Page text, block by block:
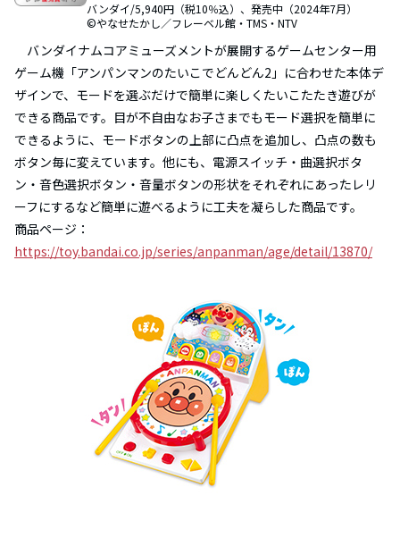
バンダイ/5,940円（税10％込）、発売中（2024年7月）
©やなせたかし／フレーベル館・TMS・NTV
バンダイナムコアミューズメントが展開するゲームセンター用
ゲーム機「アンパンマンのたいこでどんどん2」に合わせた本体デ
ザインで、モードを選ぶだけで簡単に楽しくたいこたたき遊びが
できる商品です。目が不自由なお子さまでもモード選択を簡単に
できるように、モードボタンの上部に凸点を追加し、凸点の数も
ボタン毎に変えています。他にも、電源スイッチ・曲選択ボタ
ン・音色選択ボタン・音量ボタンの形状をそれぞれにあったレリ
ーフにするなど簡単に遊べるように工夫を凝らした商品です。
商品ページ：
https://toy.bandai.co.jp/series/anpanman/age/detail/13870/